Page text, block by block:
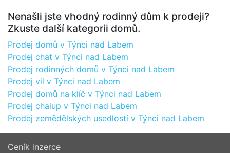
Nenašli jste vhodný rodinný dům k prodeji?
Zkuste další kategorii domů.
Prodej domů v Týnci nad Labem
Prodej chat v Týnci nad Labem
Prodej rodinných domů v Týnci nad Labem
Prodej vil v Týnci nad Labem
Prodej domů na klíč v Týnci nad Labem
Prodej chalup v Týnci nad Labem
Prodej zemědělských usedlostí v Týnci nad Labem
Ceník inzerce